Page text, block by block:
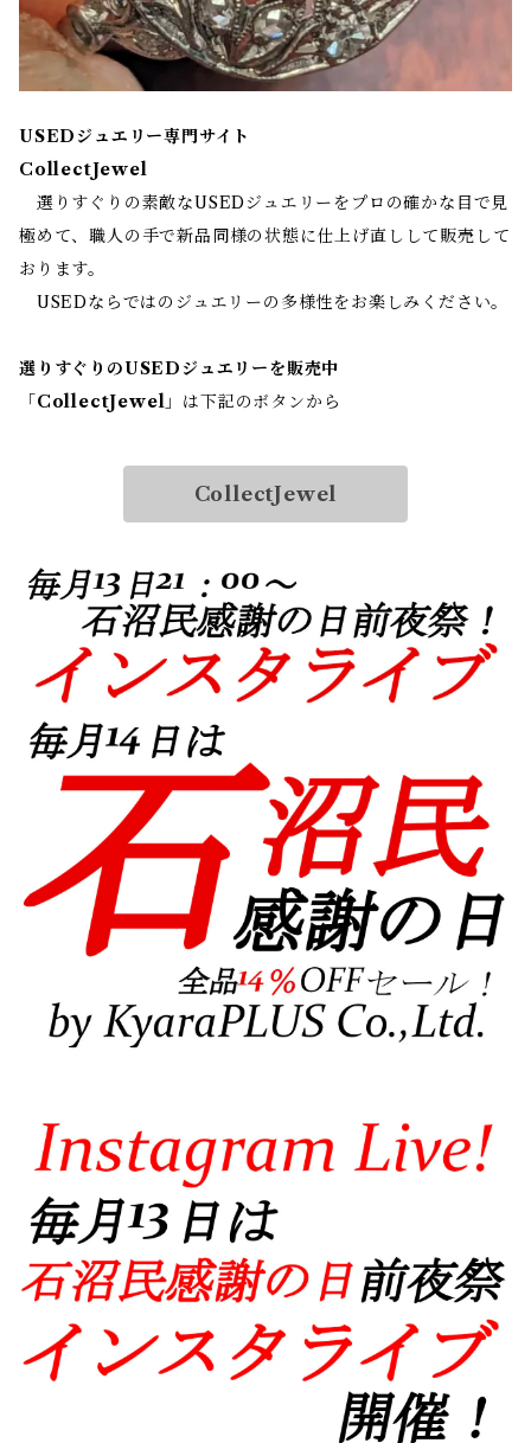
USEDジュエリー専門サイト
CollectJewel
選りすぐりの素敵なUSEDジュエリーをプロの確かな目で見
極めて、職人の手で新品同様の状態に仕上げ直しして販売して
おります。
USEDならではのジュエリーの多様性をお楽しみください。
選りすぐりのUSEDジュエリーを販売中
「CollectJewel 」は下記のボタンから
CollectJewel